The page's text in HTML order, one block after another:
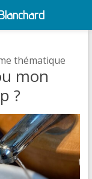
thématique
mon
?